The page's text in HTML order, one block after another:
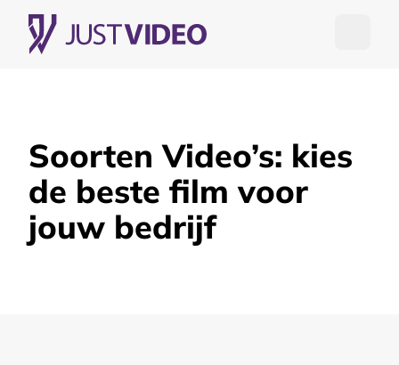
Soorten Video’s: kies
de beste film voor
jouw bedrijf